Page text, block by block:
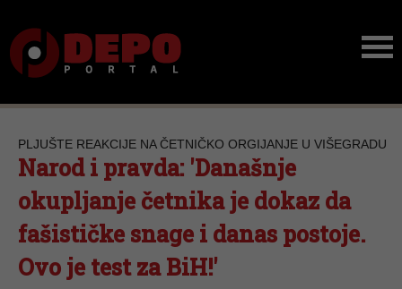
PLJUŠTE REAKCIJE NA ČETNIČKO ORGIJANJE U VIŠEGRADU
Narod i pravda: 'Današnje
okupljanje četnika je dokaz da
fašističke snage i danas postoje.
Ovo je test za BiH!'